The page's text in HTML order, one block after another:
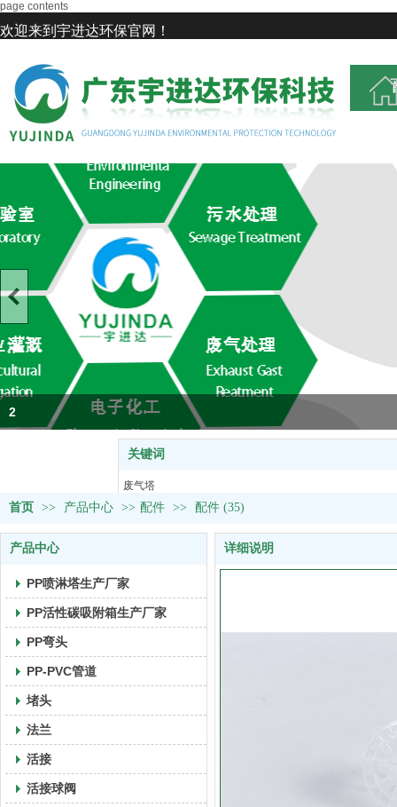
page contents
欢迎来到宇进达环保官网！
2
关键词
废气塔
塑料U型槽
首页 >> 产品中心 >> 配件 >> 配件 (35)
产品中心
PP喷淋塔生产厂家
PP活性碳吸附箱生产厂家
PP弯头
PP-PVC管道
堵头
法兰
活接
活接球阀
详细说明